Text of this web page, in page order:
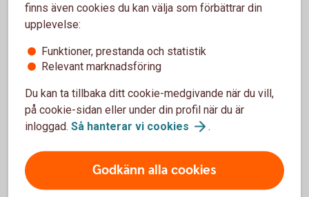
Johanna Fager
Chef för Group Sustainability
finns även cookies du kan välja som förbättrar din
upplevelse:
Funktioner, prestanda och statistik
Relevant marknadsföring
Du kan ta tillbaka ditt cookie-medgivande när du vill,
på cookie-sidan eller under din profil när du är
inloggad. Så hanterar vi cookies .
Godkänn alla cookies